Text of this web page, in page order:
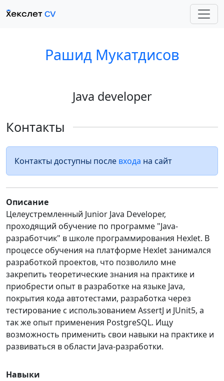
Рашид Мукатдисов
Java developer
Контакты
Контакты доступны после входа на сайт
Описание
Целеустремленный Junior Java Developer,
проходящий обучение по программе "Java-
разработчик" в школе программирования Hexlet. В
процессе обучения на платформе Hexlet занимался
разработкой проектов, что позволило мне
закрепить теоретические знания на практике и
приобрести опыт в разработке на языке Java,
покрытия кода автотестами, разработка через
тестирование с использованием AssertJ и JUnit5, а
так же опыт применения PostgreSQL. Ищу
возможность применить свои навыки на практике и
развиваться в области Java-разработки.
Навыки